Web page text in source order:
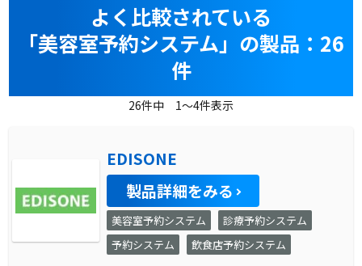
よく比較されている
「美容室予約システム」の製品：26
件
26件中 1～4件表示
EDISONE
製品詳細をみる
美容室予約システム
診療予約システム
予約システム
飲食店予約システム